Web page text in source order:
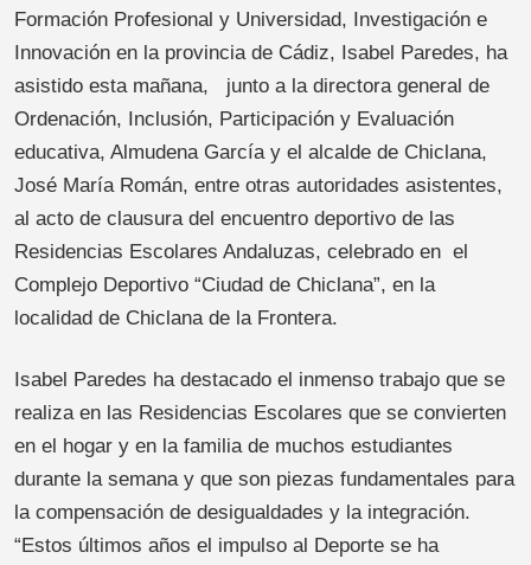
Formación Profesional y Universidad, Investigación e
Innovación en la provincia de Cádiz, Isabel Paredes, ha
asistido esta mañana, junto a la directora general de
Ordenación, Inclusión, Participación y Evaluación
educativa, Almudena García y el alcalde de Chiclana,
José María Román, entre otras autoridades asistentes,
al acto de clausura del encuentro deportivo de las
Residencias Escolares Andaluzas, celebrado en el
Complejo Deportivo “Ciudad de Chiclana”, en la
localidad de Chiclana de la Frontera.
Isabel Paredes ha destacado el inmenso trabajo que se
realiza en las Residencias Escolares que se convierten
en el hogar y en la familia de muchos estudiantes
durante la semana y que son piezas fundamentales para
la compensación de desigualdades y la integración.
“Estos últimos años el impulso al Deporte se ha